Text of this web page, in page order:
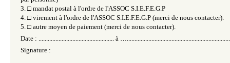
3. □ mandat postal à l'ordre de l'ASSOC S.I.E.F.E.G.P
4. □ virement à l'ordre de l'ASSOC S.I.E.F.E.G.P (merci de nous contacter).
5. □ autre moyen de paiement (merci de nous contacter).
Date : ................................................. à
Signature :